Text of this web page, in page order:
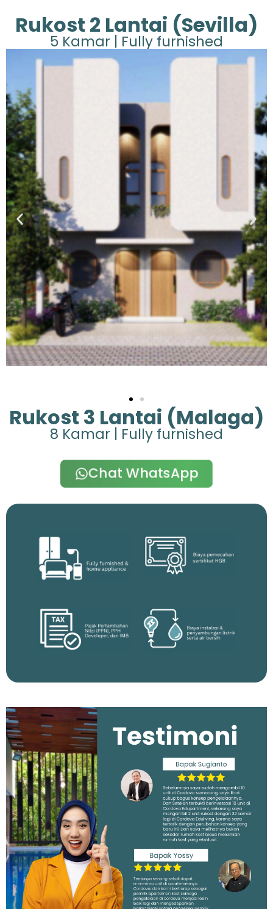
Rukost 2 Lantai (Sevilla)
5 Kamar | Fully furnished
Rukost 3 Lantai (Malaga)
8 Kamar | Fully furnished
Chat WhatsApp